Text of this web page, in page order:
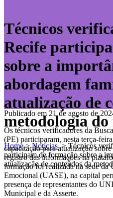
Técnicos
Recife
sobre a
abordagem
atualização de
metodologia
Home>Notícias >Técnicos
participam de formação sobre a
atualização de conteúdos da
Publicado em 21 de agosto de
Os técnicos verificadores da
(PE) participaram, nesta terça-
capacitação para atualização
registro das informações na
formação foi realizada na sede
Emocional (UASE), na capital
presença de representantes do
Municipal e da Asserte.